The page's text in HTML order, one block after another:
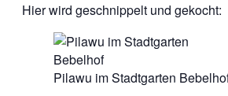
Hier wird geschnippelt und gekocht:
Pilawu im Stadtgarten